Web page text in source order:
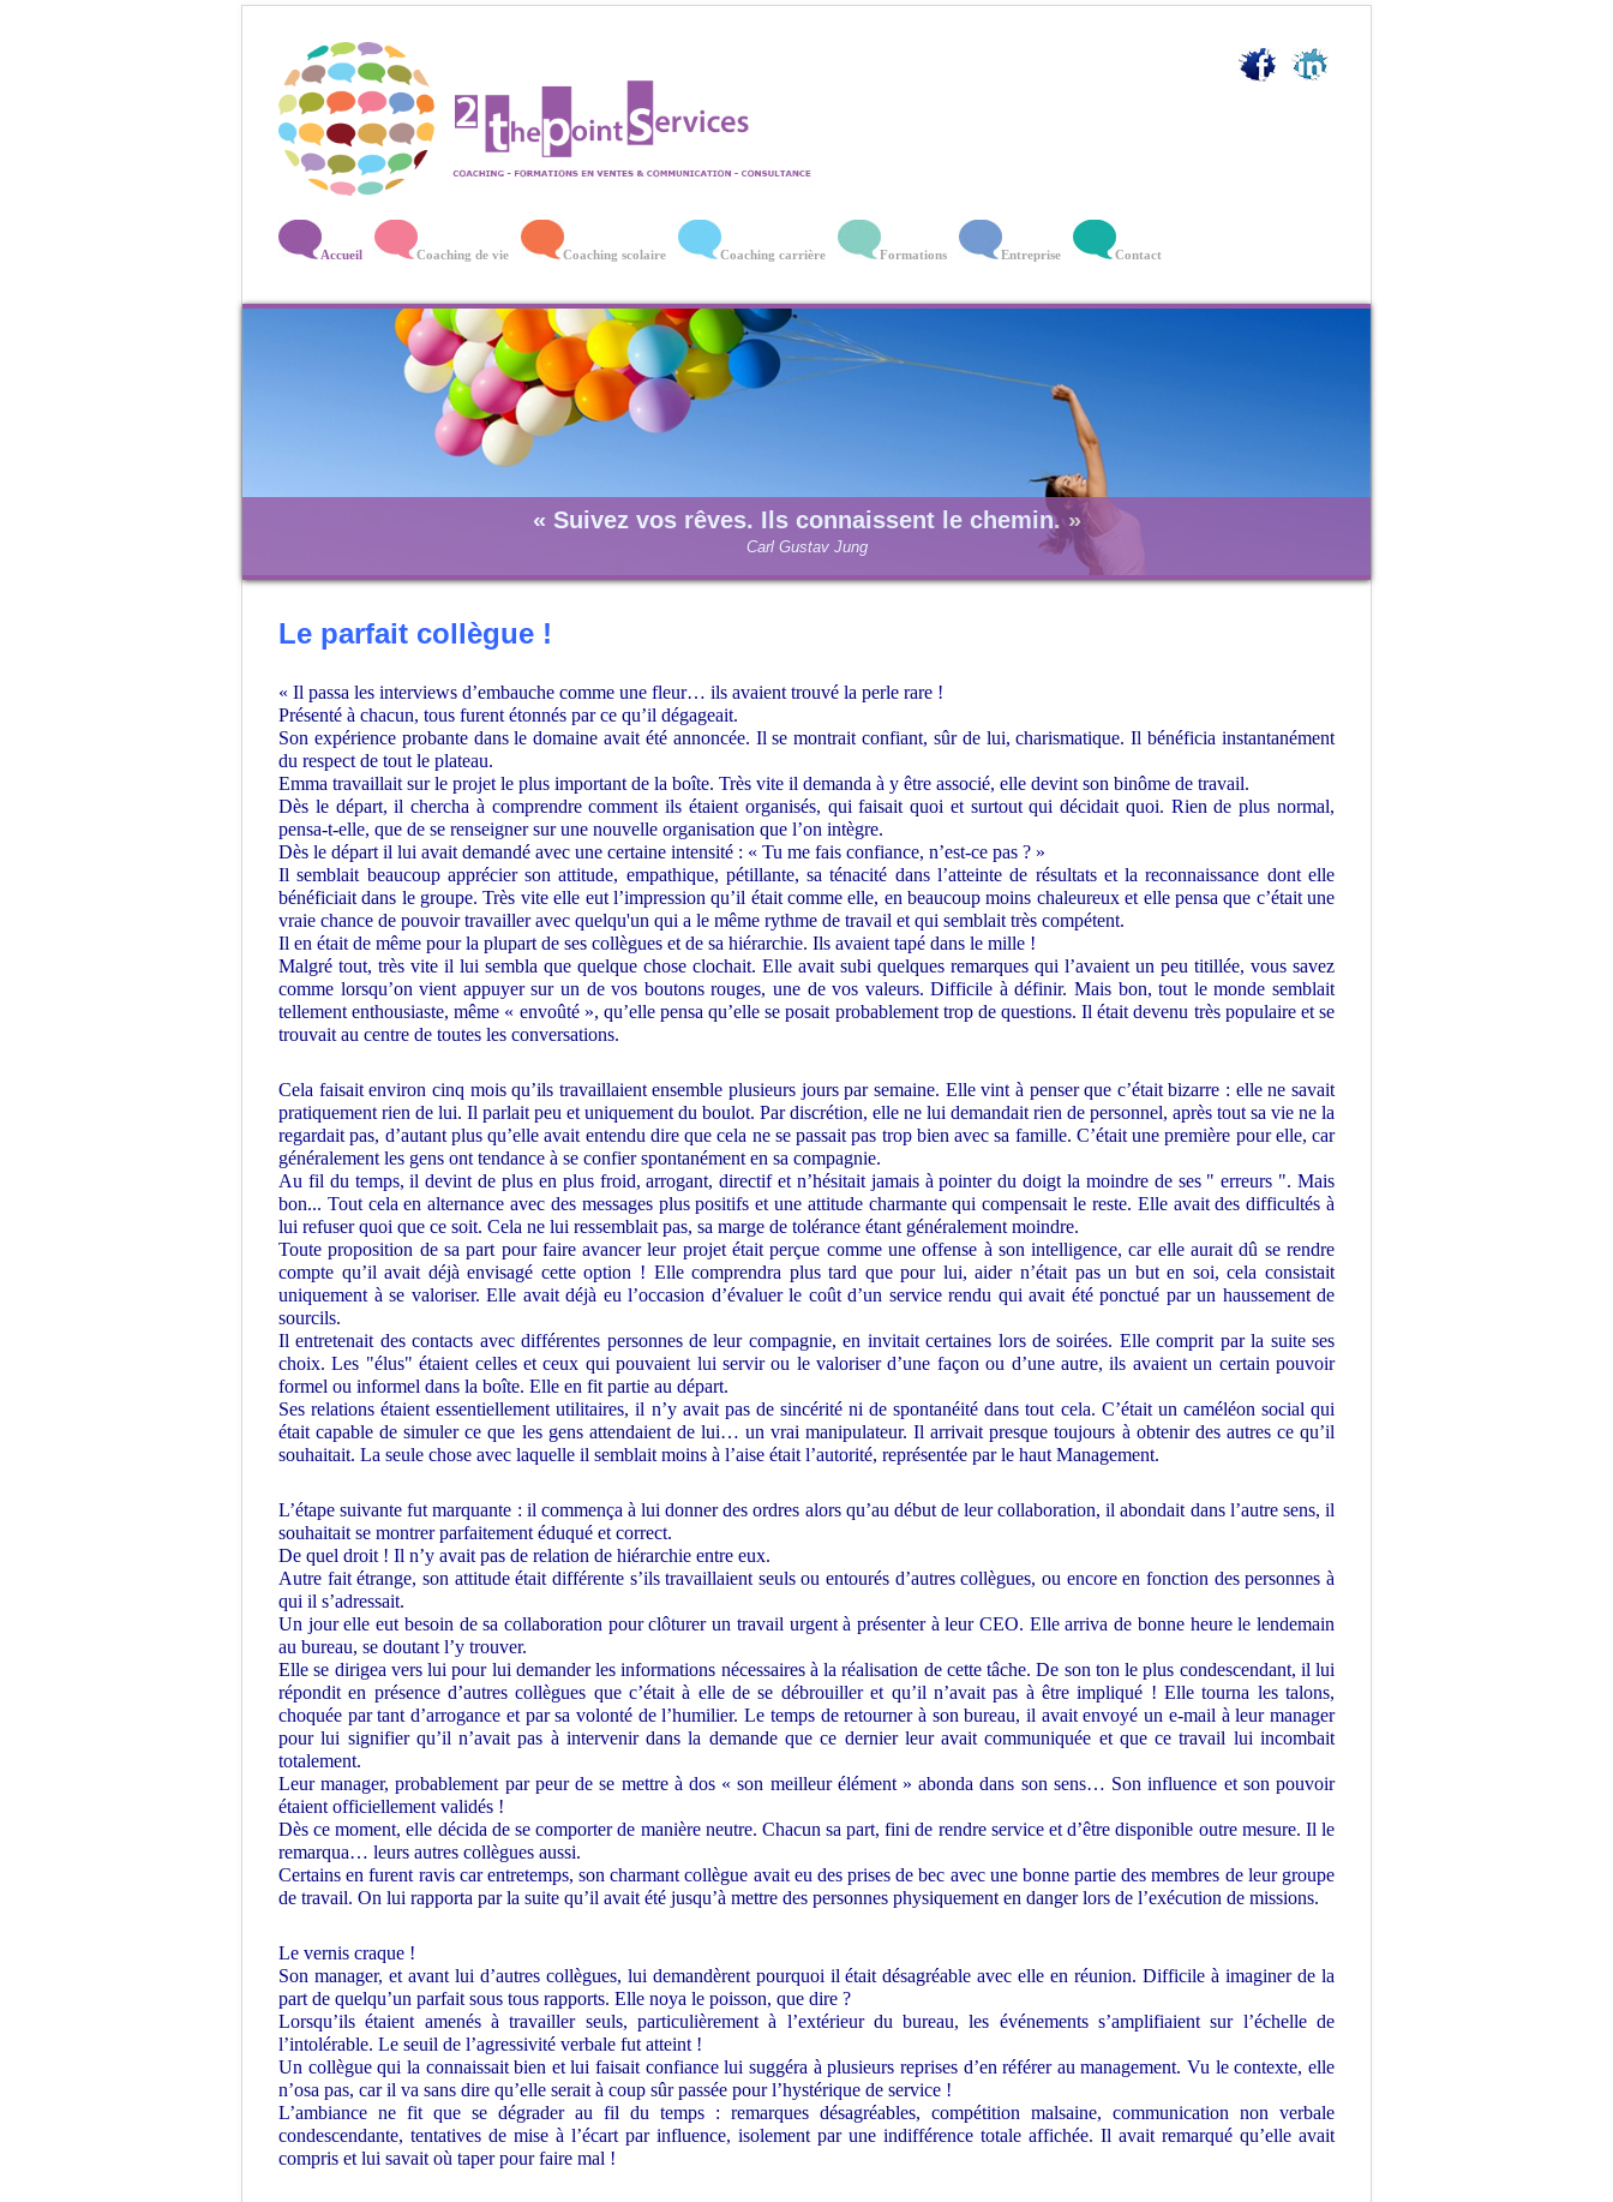
Accueil Coaching de vie Coaching scolaire Coaching carrière Formations Entreprise Contact
« Suivez vos rêves. Ils connaissent le chemin. »
Carl Gustav Jung
Le parfait collègue !
« Il passa les interviews d’embauche comme une fleur… ils avaient trouvé la perle rare !
Présenté à chacun, tous furent étonnés par ce qu’il dégageait.
Son expérience probante dans le domaine avait été annoncée. Il se montrait confiant, sûr de lui, charismatique. Il bénéficia instantanément
du respect de tout le plateau.
Emma travaillait sur le projet le plus important de la boîte. Très vite il demanda à y être associé, elle devint son binôme de travail.
Dès le départ, il chercha à comprendre comment ils étaient organisés, qui faisait quoi et surtout qui décidait quoi. Rien de plus normal,
pensa-t-elle, que de se renseigner sur une nouvelle organisation que l’on intègre.
Dès le départ il lui avait demandé avec une certaine intensité : « Tu me fais confiance, n’est-ce pas ? »
Il semblait beaucoup apprécier son attitude, empathique, pétillante, sa ténacité dans l’atteinte de résultats et la reconnaissance dont elle
bénéficiait dans le groupe. Très vite elle eut l’impression qu’il était comme elle, en beaucoup moins chaleureux et elle pensa que c’était une
vraie chance de pouvoir travailler avec quelqu'un qui a le même rythme de travail et qui semblait très compétent.
Il en était de même pour la plupart de ses collègues et de sa hiérarchie. Ils avaient tapé dans le mille !
Malgré tout, très vite il lui sembla que quelque chose clochait. Elle avait subi quelques remarques qui l’avaient un peu titillée, vous savez
comme lorsqu’on vient appuyer sur un de vos boutons rouges, une de vos valeurs. Difficile à définir. Mais bon, tout le monde semblait
tellement enthousiaste, même « envoûté », qu’elle pensa qu’elle se posait probablement trop de questions. Il était devenu très populaire et se
trouvait au centre de toutes les conversations.
Cela faisait environ cinq mois qu’ils travaillaient ensemble plusieurs jours par semaine. Elle vint à penser que c’était bizarre : elle ne savait
pratiquement rien de lui. Il parlait peu et uniquement du boulot. Par discrétion, elle ne lui demandait rien de personnel, après tout sa vie ne la
regardait pas, d’autant plus qu’elle avait entendu dire que cela ne se passait pas trop bien avec sa famille. C’était une première pour elle, car
généralement les gens ont tendance à se confier spontanément en sa compagnie.
Au fil du temps, il devint de plus en plus froid, arrogant, directif et n’hésitait jamais à pointer du doigt la moindre de ses " erreurs ". Mais
bon... Tout cela en alternance avec des messages plus positifs et une attitude charmante qui compensait le reste. Elle avait des difficultés à
lui refuser quoi que ce soit. Cela ne lui ressemblait pas, sa marge de tolérance étant généralement moindre.
Toute proposition de sa part pour faire avancer leur projet était perçue comme une offense à son intelligence, car elle aurait dû se rendre
compte qu’il avait déjà envisagé cette option ! Elle comprendra plus tard que pour lui, aider n’était pas un but en soi, cela consistait
uniquement à se valoriser. Elle avait déjà eu l’occasion d’évaluer le coût d’un service rendu qui avait été ponctué par un haussement de
sourcils.
Il entretenait des contacts avec différentes personnes de leur compagnie, en invitait certaines lors de soirées. Elle comprit par la suite ses
choix. Les "élus" étaient celles et ceux qui pouvaient lui servir ou le valoriser d’une façon ou d’une autre, ils avaient un certain pouvoir
formel ou informel dans la boîte. Elle en fit partie au départ.
Ses relations étaient essentiellement utilitaires, il n’y avait pas de sincérité ni de spontanéité dans tout cela. C’était un caméléon social qui
était capable de simuler ce que les gens attendaient de lui… un vrai manipulateur. Il arrivait presque toujours à obtenir des autres ce qu’il
souhaitait. La seule chose avec laquelle il semblait moins à l’aise était l’autorité, représentée par le haut Management.
L’étape suivante fut marquante : il commença à lui donner des ordres alors qu’au début de leur collaboration, il abondait dans l’autre sens, il
souhaitait se montrer parfaitement éduqué et correct.
De quel droit ! Il n’y avait pas de relation de hiérarchie entre eux.
Autre fait étrange, son attitude était différente s’ils travaillaient seuls ou entourés d’autres collègues, ou encore en fonction des personnes à
qui il s’adressait.
Un jour elle eut besoin de sa collaboration pour clôturer un travail urgent à présenter à leur CEO. Elle arriva de bonne heure le lendemain
au bureau, se doutant l’y trouver.
Elle se dirigea vers lui pour lui demander les informations nécessaires à la réalisation de cette tâche. De son ton le plus condescendant, il lui
répondit en présence d’autres collègues que c’était à elle de se débrouiller et qu’il n’avait pas à être impliqué ! Elle tourna les talons,
choquée par tant d’arrogance et par sa volonté de l’humilier. Le temps de retourner à son bureau, il avait envoyé un e-mail à leur manager
pour lui signifier qu’il n’avait pas à intervenir dans la demande que ce dernier leur avait communiquée et que ce travail lui incombait
totalement.
Leur manager, probablement par peur de se mettre à dos « son meilleur élément » abonda dans son sens… Son influence et son pouvoir
étaient officiellement validés !
Dès ce moment, elle décida de se comporter de manière neutre. Chacun sa part, fini de rendre service et d’être disponible outre mesure. Il le
remarqua… leurs autres collègues aussi.
Certains en furent ravis car entretemps, son charmant collègue avait eu des prises de bec avec une bonne partie des membres de leur groupe
de travail. On lui rapporta par la suite qu’il avait été jusqu’à mettre des personnes physiquement en danger lors de l’exécution de missions.
Le vernis craque !
Son manager, et avant lui d’autres collègues, lui demandèrent pourquoi il était désagréable avec elle en réunion. Difficile à imaginer de la
part de quelqu’un parfait sous tous rapports. Elle noya le poisson, que dire ?
Lorsqu’ils étaient amenés à travailler seuls, particulièrement à l’extérieur du bureau, les événements s’amplifiaient sur l’échelle de
l’intolérable. Le seuil de l’agressivité verbale fut atteint !
Un collègue qui la connaissait bien et lui faisait confiance lui suggéra à plusieurs reprises d’en référer au management. Vu le contexte, elle
n’osa pas, car il va sans dire qu’elle serait à coup sûr passée pour l’hystérique de service !
L’ambiance ne fit que se dégrader au fil du temps : remarques désagréables, compétition malsaine, communication non verbale
condescendante, tentatives de mise à l’écart par influence, isolement par une indifférence totale affichée. Il avait remarqué qu’elle avait
compris et lui savait où taper pour faire mal !